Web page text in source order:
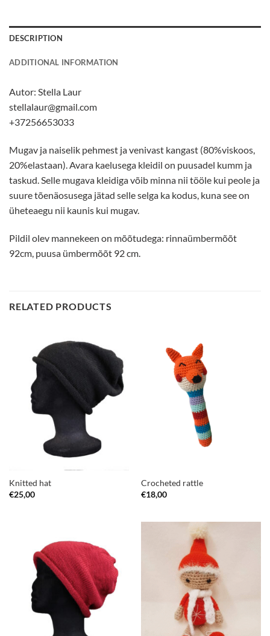
DESCRIPTION
ADDITIONAL INFORMATION
Autor: Stella Laur
stellalaur@gmail.com
+37256653033
Mugav ja naiselik pehmest ja venivast kangast (80%viskoos,
20%elastaan). Avara kaelusega kleidil on puusadel kumm ja
taskud. Selle mugava kleidiga võib minna nii tööle kui peole ja
suure tõenäosusega jätad selle selga ka kodus, kuna see on
üheteaegu nii kaunis kui mugav.
Pildil olev mannekeen on mõõtudega: rinnaümbermõõt
92cm, puusa ümbermõõt 92 cm.
RELATED PRODUCTS
Knitted hat
€25,00
Crocheted rattle
€18,00